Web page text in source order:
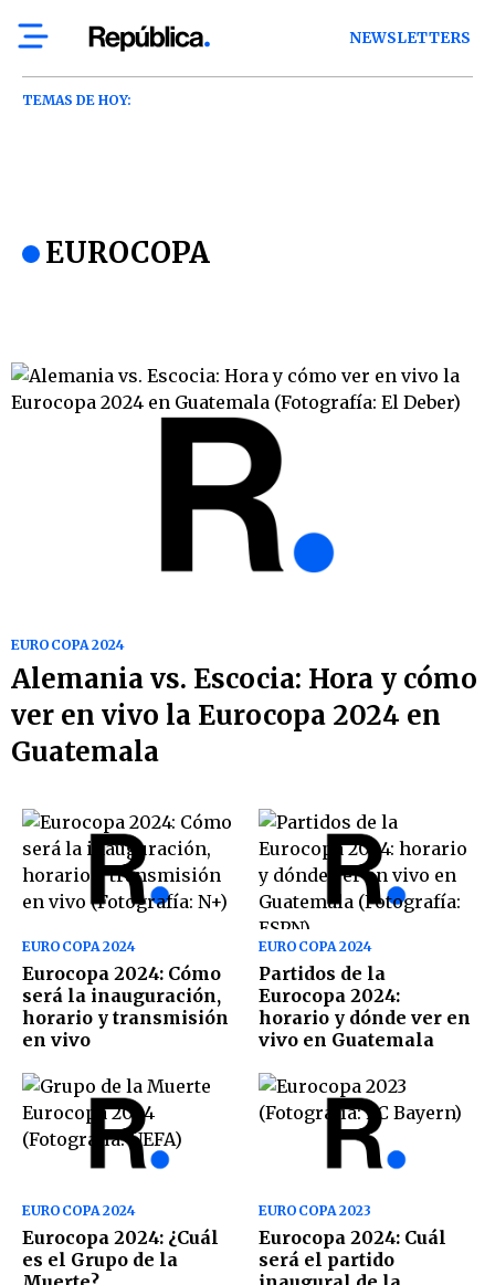
NEWSLETTERS
TEMAS DE HOY:
EUROCOPA
EUROCOPA 2024
Alemania vs. Escocia: Hora y cómo
ver en vivo la Eurocopa 2024 en
Guatemala
EUROCOPA 2024
Eurocopa 2024: Cómo
será la inauguración,
horario y transmisión
en vivo
EUROCOPA 2024
Partidos de la
Eurocopa 2024:
horario y dónde ver en
vivo en Guatemala
EUROCOPA 2024
Eurocopa 2024: ¿Cuál
es el Grupo de la
EUROCOPA 2023
Eurocopa 2024: Cuál
será el partido